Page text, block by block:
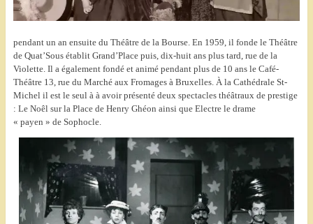
pendant un an ensuite du Théâtre de la Bourse. En 1959, il fonde le Théâtre
de Quat’Sous établit Grand’Place puis, dix-huit ans plus tard, rue de la
Violette. Il a également fondé et animé pendant plus de 10 ans le Café-
Théâtre 13, rue du Marché aux Fromages à Bruxelles. À la Cathédrale St-
Michel il est le seul à à avoir présenté deux spectacles théâtraux de prestige
: Le Noêl sur la Place de Henry Ghéon ainsi que Electre le drame
« payen » de Sophocle.